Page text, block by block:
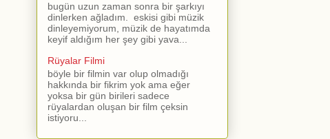
bugün uzun zaman sonra bir şarkıyı
dinlerken ağladım. eskisi gibi müzik
dinleyemiyorum, müzik de hayatımda
keyif aldığım her şey gibi yava...
Rüyalar Filmi
böyle bir filmin var olup olmadığı
hakkında bir fikrim yok ama eğer
yoksa bir gün birileri sadece
rüyalardan oluşan bir film çeksin
istiyoru...